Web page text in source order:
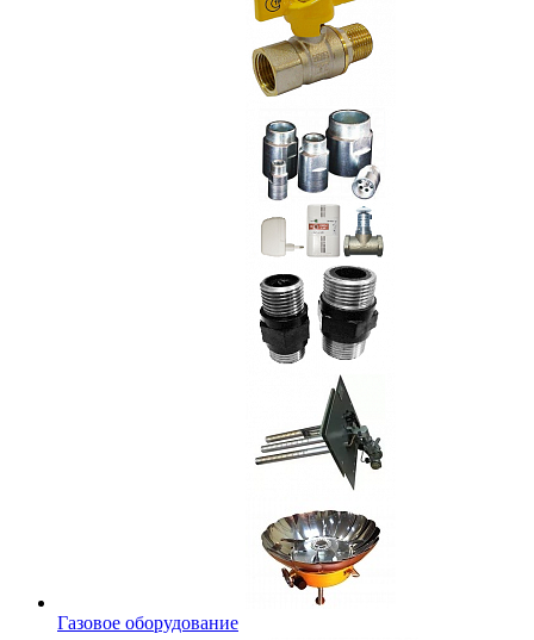
Газовое оборудование